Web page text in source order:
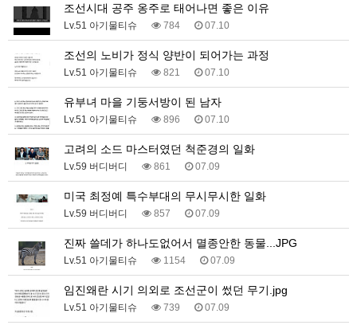
조선시대 공주 옹주로 태어나면 좋은 이유
Lv.51 아기물티슈 784 07.10
조선의 노비가 정식 양반이 되어가는 과정
Lv.51 아기물티슈 821 07.10
유부녀 마을 기둥서방이 된 남자
Lv.51 아기물티슈 896 07.10
고려의 소드 마스터였던 척준경의 일화
Lv.59 버디버디 861 07.09
미국 최정예 특수부대의 무시무시한 일화
Lv.59 버디버디 857 07.09
진짜 쓸데가 하나도없어서 멸종안한 동물...JPG
Lv.51 아기물티슈 1154 07.09
임진왜란 시기 의외로 조선군이 썼던 무기.jpg
Lv.51 아기물티슈 739 07.09